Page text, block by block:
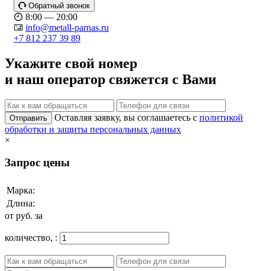
Обратный звонок
8:00 — 20:00
info@metall-parnas.ru
+7 812 237 39 89
Укажите свой номер
и наш оператор свяжется с Вами
Отправить Оставляя заявку, вы соглашаетесь с политикой
обработки и защиты персональных данных
×
Запрос цены
Марка:
Длина:
от руб. за
количество, :